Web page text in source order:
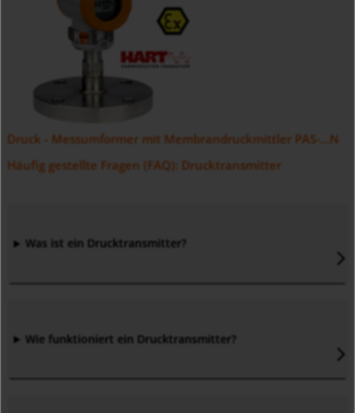
Druck - Messumformer mit Membrandruckmittler PAS-...N
Häufig gestellte Fragen (FAQ): Drucktransmitter
Was ist ein Drucktransmitter ?
Wie funktioniert ein Drucktransmitter?